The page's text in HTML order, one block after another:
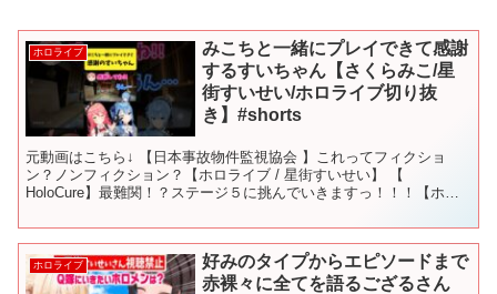
ホロライブ
みこちと一緒にプレイできて感謝
するすいちゃん【さくらみこ/星
街すいせい/ホロライブ切り抜
き】#shorts
元動画はこちら↓ 【日本事故物件監視協会 】これってフィクショ
ン？ノンフィクション？【ホロライブ / 星街すいせい】 【
HoloCure】最難関！？ステージ５に挑んでいきますっ！！！【ホロ
ホロライブ
好みのタイプからエピソードまで
赤裸々に全てを語るござるさん